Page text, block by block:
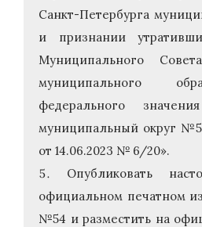
Санкт-Петербурга
и признании
Муниципального
муниципального
федерального
муниципальный округ
от 14.06.2023 № 6/20».
Опубликовать
официальном печатном
№54 и разместить на